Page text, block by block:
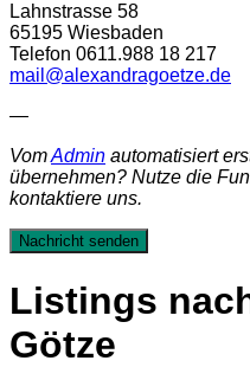
Lahnstrasse 58
65195 Wiesbaden
Telefon 0611.988 18 217
mail@alexandragoetze.de
—
VomAdmin automatisiert
übernehmen? Nutze die
kontaktiere uns.
Nachricht senden
Listings
Götze